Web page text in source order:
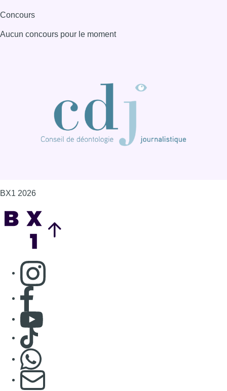
Concours
Aucun concours pour le moment
BX1 2026
Consulter page Instagram
Consulter page Facebook
Consulter Youtube
Consulter TikTok
S'abonner à notre newsletter